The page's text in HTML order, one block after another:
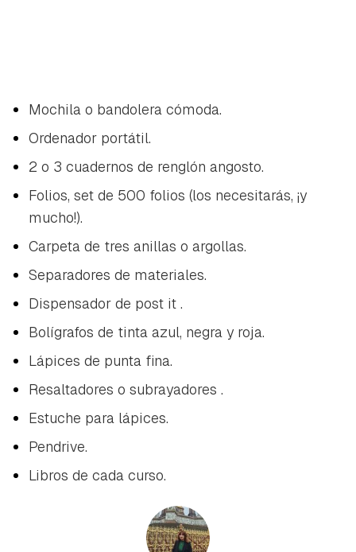
Mochila o bandolera cómoda.
Ordenador portátil.
2 o 3 cuadernos de renglón angosto.
Folios, set de 500 folios (los necesitarás, ¡y
mucho!).
Carpeta de tres anillas o argollas.
Separadores de materiales.
Dispensador de post it .
Bolígrafos de tinta azul, negra y roja.
Lápices de punta fina.
Resaltadores o subrayadores .
Estuche para lápices.
Pendrive.
Libros de cada curso.